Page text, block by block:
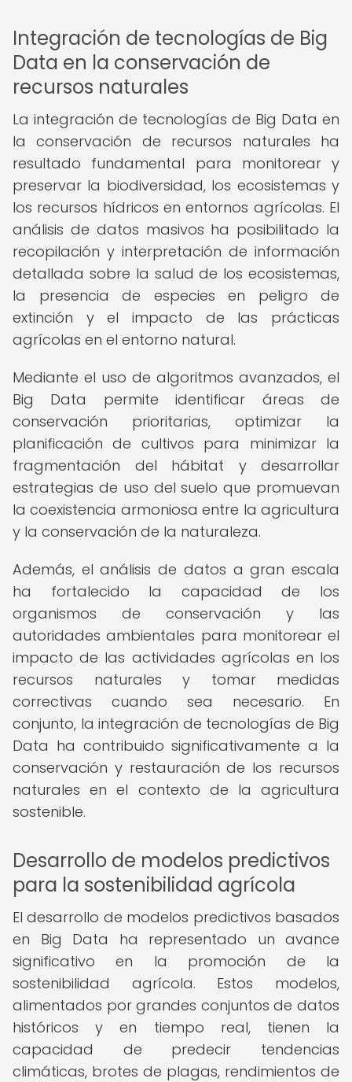
Integración de tecnologías de Big
Data en la conservación de
recursos naturales
La integración de tecnologías de Big Data en
la conservación de recursos naturales ha
resultado fundamental para monitorear y
preservar la biodiversidad, los ecosistemas y
los recursos hídricos en entornos agrícolas. El
análisis de datos masivos ha posibilitado la
recopilación y interpretación de información
detallada sobre la salud de los ecosistemas,
la presencia de especies en peligro de
extinción y el impacto de las prácticas
agrícolas en el entorno natural.
Mediante el uso de algoritmos avanzados, el
Big Data permite identificar áreas de
conservación prioritarias, optimizar la
planificación de cultivos para minimizar la
fragmentación del hábitat y desarrollar
estrategias de uso del suelo que promuevan
la coexistencia armoniosa entre la agricultura
y la conservación de la naturaleza.
Además, el análisis de datos a gran escala
ha fortalecido la capacidad de los
organismos de conservación y las
autoridades ambientales para monitorear el
impacto de las actividades agrícolas en los
recursos naturales y tomar medidas
correctivas cuando sea necesario. En
conjunto, la integración de tecnologías de Big
Data ha contribuido significativamente a la
conservación y restauración de los recursos
naturales en el contexto de la agricultura
sostenible.
Desarrollo de modelos predictivos
para la sostenibilidad agrícola
El desarrollo de modelos predictivos basados
en Big Data ha representado un avance
significativo en la promoción de la
sostenibilidad agrícola. Estos modelos,
alimentados por grandes conjuntos de datos
históricos y en tiempo real, tienen la
capacidad de predecir tendencias
climáticas, brotes de plagas, rendimientos de